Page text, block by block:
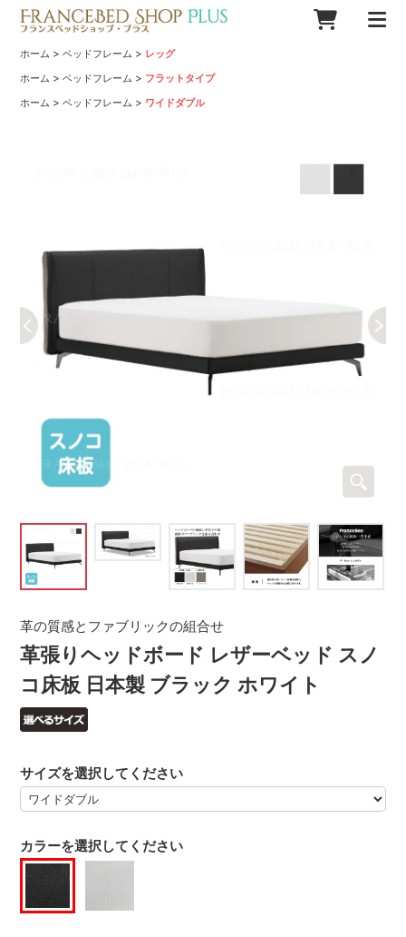
ホーム >ベッドフレーム > レッグ
ホーム >ベッドフレーム > フラットタイプ
ホーム >ベッドフレーム > ワイドダブル
革張りヘッドボード レザーベッド スノ
コ床板 日本製 ブラック ホワイト
革の質感とファブリックの組合せ
カラーを選択してください
サイズを選択してください